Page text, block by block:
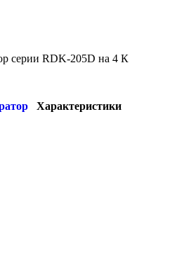
серии RDK-205D на 4 К
Характеристики